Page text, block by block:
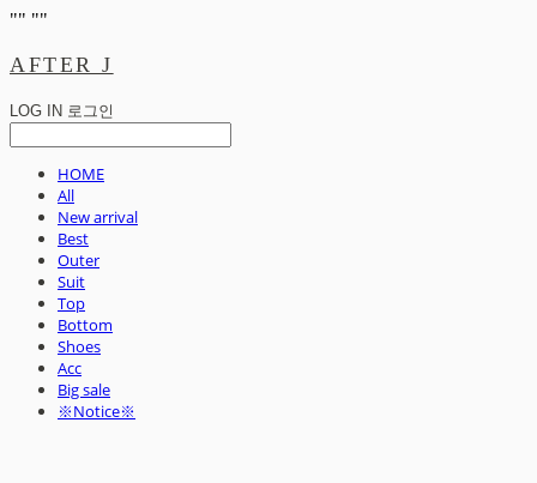
"" ""
AFTER J
LOG IN 로그인
HOME
All
New arrival
Best
Outer
Suit
Top
Bottom
Shoes
Acc
Big sale
※Notice※